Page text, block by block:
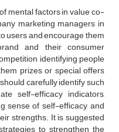
mental factors in value co-
marketing managers in
users and encourage them
and their consumer
identifying people
prizes or special offers
carefully identify such
self-efficacy indicators,
sense of self-efficacy, and
strengths. It is suggested